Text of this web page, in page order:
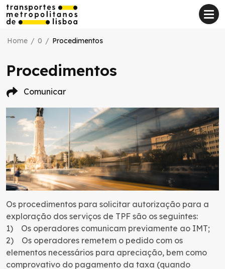
Home / 0 / Procedimentos
Procedimentos
Comunicar
Os procedimentos para solicitar autorização para a
exploração dos serviços de TPF são os seguintes:
1) Os operadores comunicam previamente ao IMT;
2) Os operadores remetem o pedido com os
elementos necessários para apreciação, bem como
comprovativo do pagamento da taxa (quando